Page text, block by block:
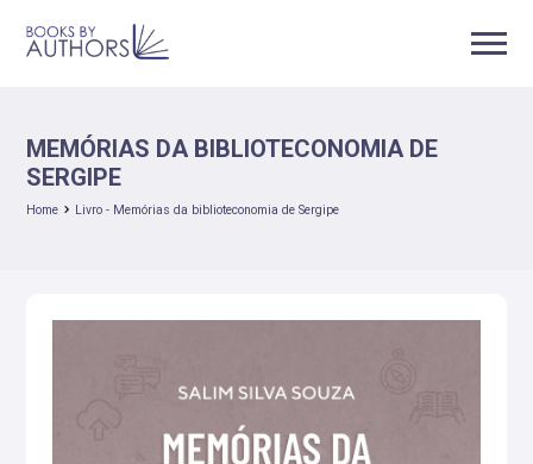
MEMÓRIAS DA BIBLIOTECONOMIA DE
SERGIPE
Home Livro - Memórias da biblioteconomia de Sergipe